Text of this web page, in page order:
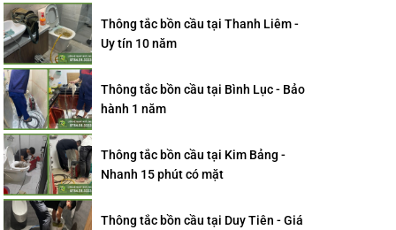
Thông tắc bồn cầu tại Thanh Liêm -
Uy tín 10 năm
Thông tắc bồn cầu tại Bình Lục - Bảo
hành 1 năm
Thông tắc bồn cầu tại Kim Bảng -
Nhanh 15 phút có mặt
Thông tắc bồn cầu tại Duy Tiên - Giá